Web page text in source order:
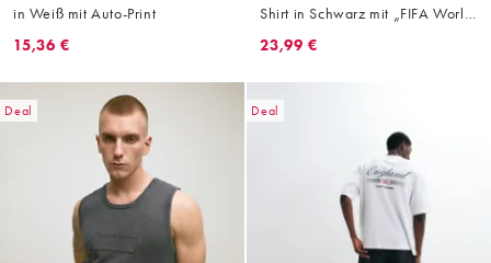
in Weiß mit Auto-Print
15,36 €
Shirt in Schwarz mit „FIFA World
Cup Argentina“-Print
23,99 €
Deal Deal